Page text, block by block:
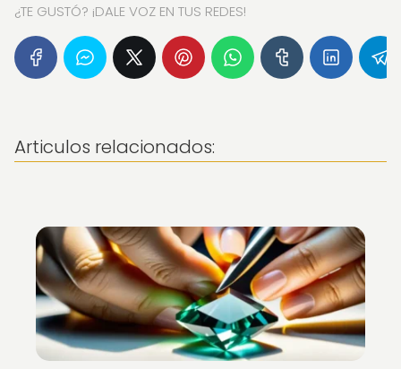
¿TE GUSTÓ? ¡DALE VOZ EN TUS REDES!
Articulos relacionados: